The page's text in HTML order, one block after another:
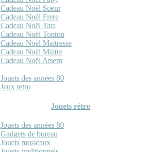
Cadeau Noël Soeur
Cadeau Noël Frere
Cadeau Noël Tata
Cadeau Noël Tonton
Cadeau Noël Maitresse
Cadeau Noël Maitre
Cadeau Noël Atsem
Jouets des années 80
Jeux retro
Jouets rétro
Jouets des années 80
Gadgets de bureau
Jouets musicaux